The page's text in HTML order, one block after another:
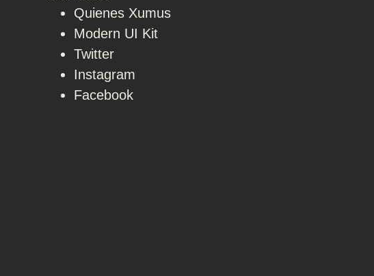
Quienes Xumus
Modern UI Kit
Twitter
Instagram
Facebook